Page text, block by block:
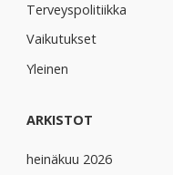
Terveyspolitiikka
Vaikutukset
Yleinen
ARKISTOT
heinäkuu 2026